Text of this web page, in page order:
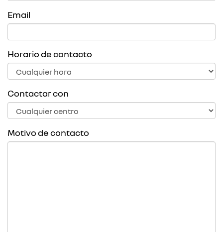
Email
Horario de contacto
Contactar con
Motivo de contacto